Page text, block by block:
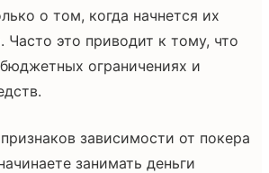
о том, когда начнется их
Часто это приводит к тому, что
ограничениях и
зависимости от покера
занимать деньги